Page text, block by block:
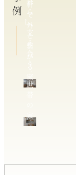
軒
で
外
と
繋
が
る
暮
ら
し、
支
え
合
う
世
家